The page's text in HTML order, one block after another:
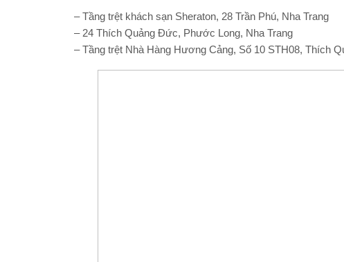
– Tầng trệt khách sạn Sheraton, 28 Trần Phú, Nha Trang
– 24 Thích Quảng Đức, Phước Long, Nha Trang
– Tầng trệt Nhà Hàng Hương Cảng, Số 10 STH08, Thích